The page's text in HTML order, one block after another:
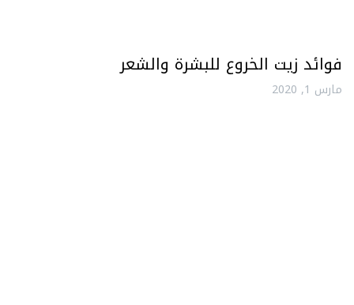
فوائد زيت الخروع للبشرة والشعر
مارس 1, 2020